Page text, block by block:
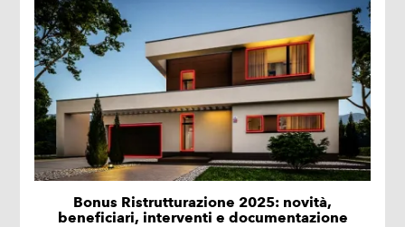
Bonus Ristrutturazione 2025: novità,
beneficiari, interventi e documentazione